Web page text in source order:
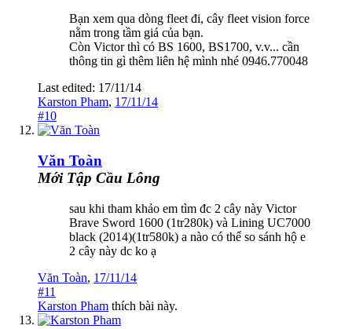
Bạn xem qua dòng fleet đi, cây fleet vision force
nằm trong tầm giá của bạn.
Còn Victor thì có BS 1600, BS1700, v.v... cần
thông tin gì thêm liên hệ mình nhé 0946.770048
Last edited: 17/11/14
Karston Pham, 17/11/14
#10
Văn Toàn
Mới Tập Cầu Lông
sau khi tham khảo em tìm đc 2 cây này Victor
Brave Sword 1600 (1tr280k) và Lining UC7000
black (2014)(1tr580k) a nào có thể so sánh hộ e
2 cây này dc ko ạ
Văn Toàn, 17/11/14
#11
Karston Pham thích bài này.